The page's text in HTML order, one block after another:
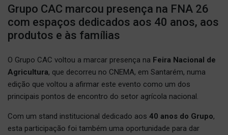
Grupo CAC marcou presença na FNA 26
com espaços dedicados aos 40 anos, aos
produtos e às famílias
O Grupo CAC voltou a marcar presença na Feira Nacional de
Agricultura, que decorreu no CNEMA, em Santarém, numa
edição que voltou a afirmar este evento como um dos
principais pontos de encontro do setor agrícola nacional.
Com um stand institucional dedicado aos 40 anos do Grupo,
esta participação foi também uma oportunidade para dar